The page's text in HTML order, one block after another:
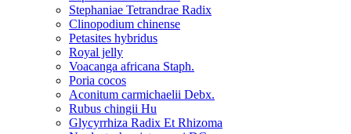
Stephaniae Tetrandrae Radix
Clinopodium chinense
Petasites hybridus
Royal jelly
Voacanga africana Staph.
Poria cocos
Aconitum carmichaelii Debx.
Rubus chingii Hu
Glycyrrhiza Radix Et Rhizoma